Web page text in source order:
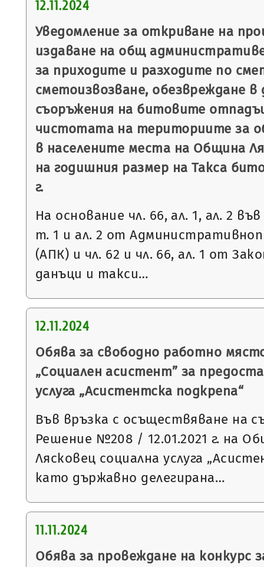
12.11.2024
Уведомление за откриване на
издаване на общ
за приходите и разходите по
сметоизвозване, обезвреждане в
съоръжения на битовите
чистотата на териториите за
в населените места на Община
на годишния размер на Такса
г.
На основание чл. 66, ал. 1, ал. 2
т. 1 и ал. 2 от
(АПК) и чл. 62 и чл. 66, ал. 1 от
данъци и такси…
12.11.2024
Обява за свободно работно
„Социален асистент” за
услуга „Асистентска подкрепа“
Във връзка с осъществяване на
Решение №208 / 12.01.2021 г. на
Лясковец социална услуга
като държавно делегирана…
11.11.2024
Обява за провеждане на конкурс